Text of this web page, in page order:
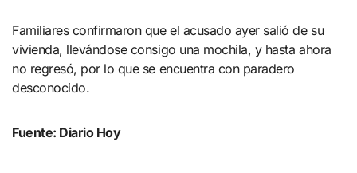
Familiares confirmaron que el acusado ayer salió de su
vivienda, llevándose consigo una mochila, y hasta ahora
no regresó, por lo que se encuentra con paradero
desconocido.
Fuente: Diario Hoy